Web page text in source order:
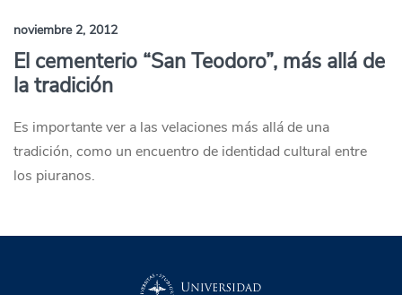
noviembre 2, 2012
El cementerio “San Teodoro”, más allá de
la tradición
Es importante ver a las velaciones más allá de una
tradición, como un encuentro de identidad cultural entre
los piuranos.